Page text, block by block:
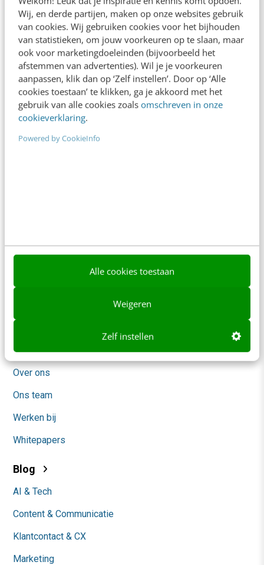
Wij, en derde partijen, maken op onze websites gebruik
van cookies. Wij gebruiken cookies voor het bijhouden
van statistieken, om jouw voorkeuren op te slaan, maar
ook voor marketingdoeleinden (bijvoorbeeld het
afstemmen van advertenties). Wil je je voorkeuren
aanpassen, klik dan op ‘Zelf instellen’. Door op ‘Alle
cookies toestaan’ te klikken, ga je akkoord met het
gebruik van alle cookies zoals omschreven in onze
cookieverklaring.
Powered by CookieInfo
Alle cookies toestaan
Weigeren
Zelf instellen
In 2,5 uur van Google-first naar AI-first: zo wordt je
content beter gevonden. Schrijf je in en bekijk
direct.
Meer weten
Frankwatching
Nieuwsbrieven
Over ons
Ons team
Werken bij
Whitepapers
Blog
AI & Tech
Content & Communicatie
Klantcontact & CX
Marketing